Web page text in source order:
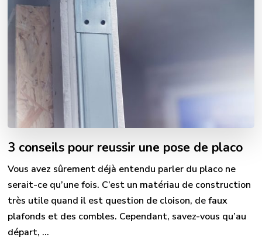
3 conseils pour reussir une pose de placo
Vous avez sûrement déjà entendu parler du placo ne
serait-ce qu’une fois. C’est un matériau de construction
très utile quand il est question de cloison, de faux
plafonds et des combles. Cependant, savez-vous qu’au
départ, …